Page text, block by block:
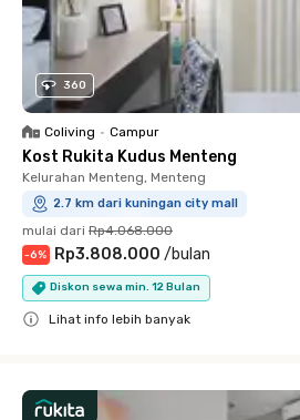
360
Coliving • Campur
Kost Rukita Kudus Menteng
Kelurahan Menteng, Menteng
2.7 km dari kuningan city mall
mulai dari Rp4.068.000
-6% Rp3.808.000 /bulan
Diskon sewa min. 12 Bulan
Lihat info lebih banyak